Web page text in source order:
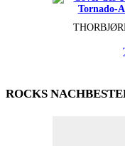
ROCKS